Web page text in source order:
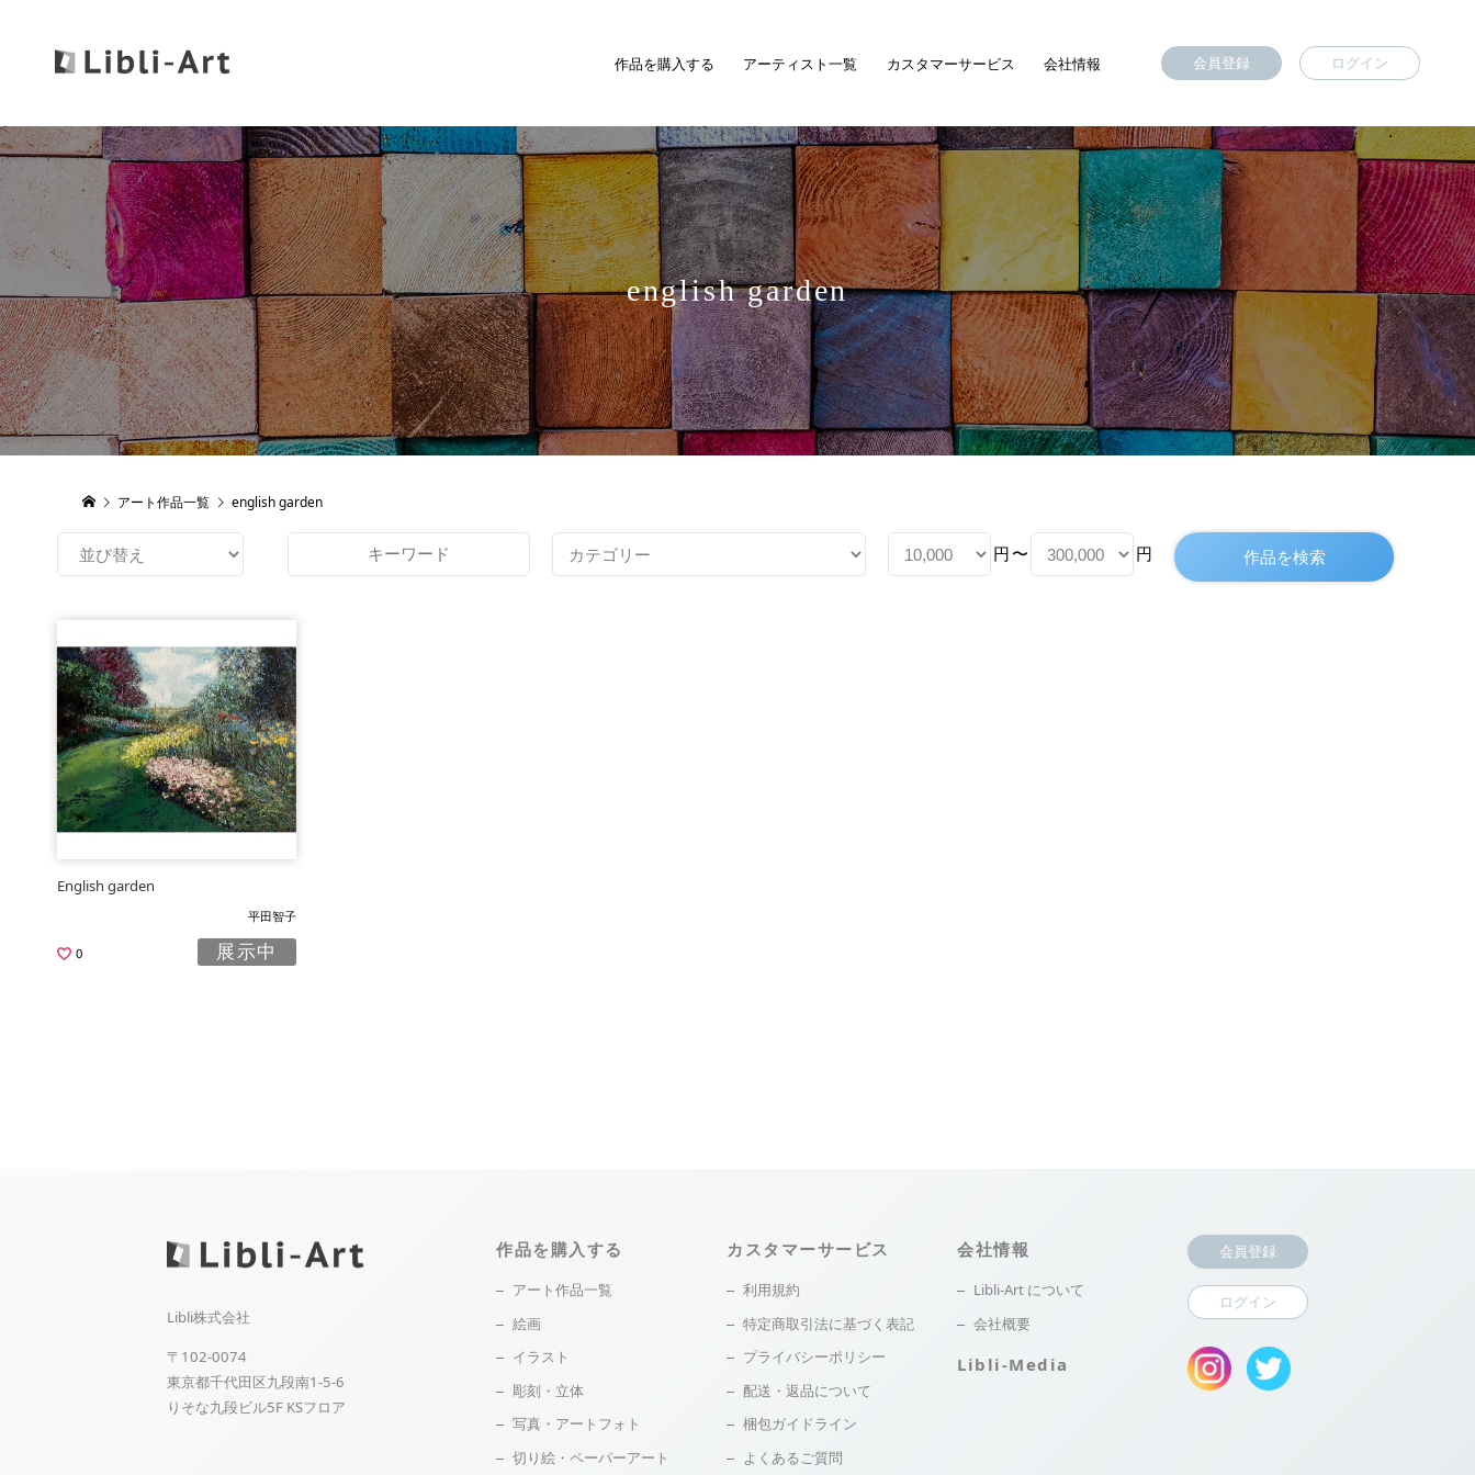
作品を購入する アーティスト一覧 カスタマーサービス 会社情報 会員登録 ログイン
english garden
アート作品一覧 english garden
円 〜 円
English garden
平田智子
0 展示中
Libli株式会社
〒102-0074
東京都千代田区九段南1-5-6
りそな九段ビル5F KSフロア
作品を購入する
アート作品一覧
絵画
イラスト
彫刻・立体
写真・アートフォト
切り絵・ペーパーアート
カスタマーサービス
利用規約
特定商取引法に基づく表記
プライバシーポリシー
配送・返品について
梱包ガイドライン
よくあるご質問
会社情報
Libli-Art について
会社概要
Libli-Media
会員登録
ログイン